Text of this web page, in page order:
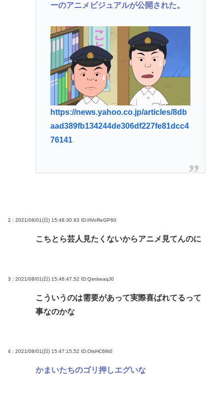
ーのアニメビジュアルが公開された。
https://news.yahoo.co.jp/articles/8db
aad389fb134244de306df227fe81dcc4
76141
2 : 2021/08/01(日) 15:46:30.93 ID:HVoReGP60
こちとら芸人見たくないからアニメ見てんのに
3 : 2021/08/01(日) 15:46:47.52 ID:QsnbeaqJ0
こういうのは需要があって実際喜ばれてるって
事なのかな
4 : 2021/08/01(日) 15:47:15.52 ID:OtsHC68t0
かまいたちのゴリ押しエグいな